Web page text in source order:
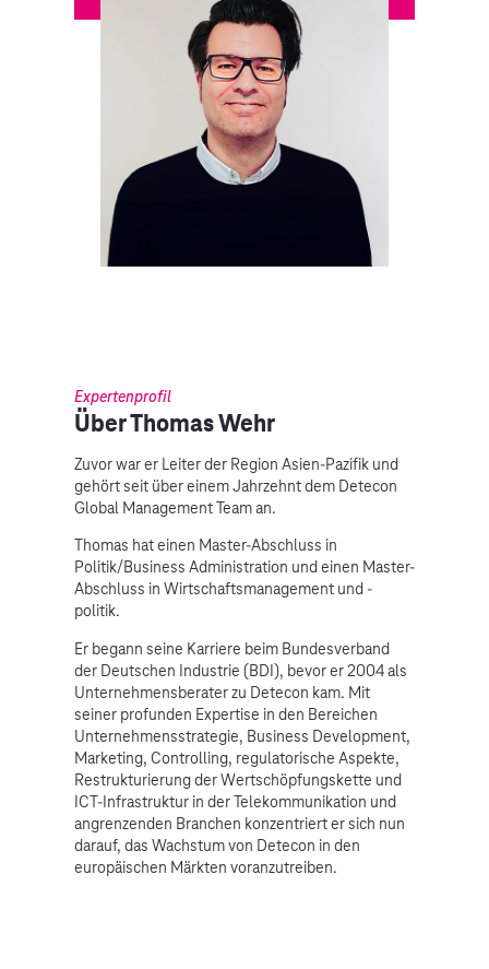
Expertenprofil
Über Thomas Wehr
Zuvor war er Leiter der Region Asien-Pazifik und
gehört seit über einem Jahrzehnt dem Detecon
Global Management Team an.
Thomas hat einen Master-Abschluss in
Politik/Business Administration und einen Master-
Abschluss in Wirtschaftsmanagement und -
politik.
Er begann seine Karriere beim Bundesverband
der Deutschen Industrie (BDI), bevor er 2004 als
Unternehmensberater zu Detecon kam. Mit
seiner profunden Expertise in den Bereichen
Unternehmensstrategie, Business Development,
Marketing, Controlling, regulatorische Aspekte,
Restrukturierung der Wertschöpfungskette und
ICT-Infrastruktur in der Telekommunikation und
angrenzenden Branchen konzentriert er sich nun
darauf, das Wachstum von Detecon in den
europäischen Märkten voranzutreiben.